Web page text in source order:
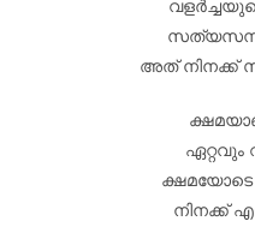
അത് നിനക്ക്
ഏറ്റവും
ക്ഷമയോടെ
നിനക്ക്